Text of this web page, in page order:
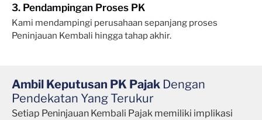
3. Pendampingan Proses PK
Kami mendampingi perusahaan sepanjang proses
Peninjauan Kembali hingga tahap akhir.
Ambil Keputusan PK Pajak Dengan
Pendekatan Yang Terukur
Setiap Peninjauan Kembali Pajak memiliki implikasi